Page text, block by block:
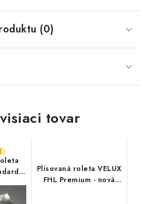
(0)
tovar
-
Plísovaná roleta VELUX
FHL Premium - nová